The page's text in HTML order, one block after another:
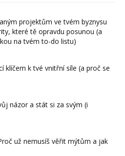
projektům ve tvém byznysu
které tě opravdu posunou (a
na tvém to-do listu)
klíčem k tvé vnitřní síle (a proč se
názor a stát si za svým (i
už nemusíš věřit mýtům a jak